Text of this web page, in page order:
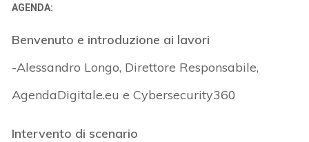
AGENDA:
Benvenuto e introduzione ai lavori
-Alessandro Longo, Direttore Responsabile,
AgendaDigitale.eu e Cybersecurity360
Intervento di scenario